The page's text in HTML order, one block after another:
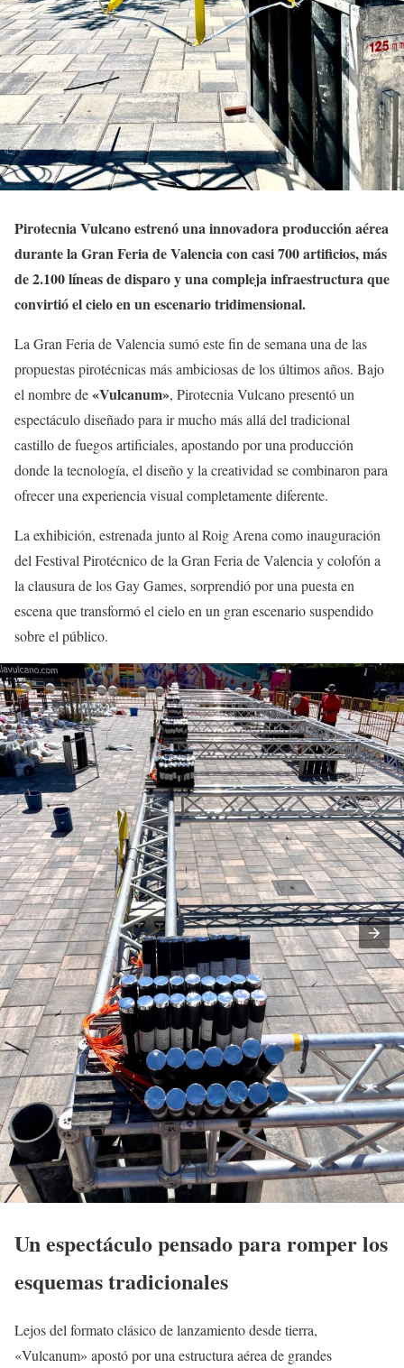
Pirotecnia Vulcano estrenó una innovadora producción aérea
durante la Gran Feria de Valencia con casi 700 artificios, más
de 2.100 líneas de disparo y una compleja infraestructura que
convirtió el cielo en un escenario tridimensional.
La Gran Feria de Valencia sumó este fin de semana una de las
propuestas pirotécnicas más ambiciosas de los últimos años. Bajo
el nombre de«Vulcanum», Pirotecnia Vulcano presentó un
espectáculo diseñado para ir mucho más allá del tradicional
castillo de fuegos artificiales, apostando por una producción
donde la tecnología, el diseño y la creatividad se combinaron para
ofrecer una experiencia visual completamente diferente.
La exhibición, estrenada junto al Roig Arena como inauguración
del Festival Pirotécnico de la Gran Feria de Valencia y colofón a
la clausura de los Gay Games, sorprendió por una puesta en
escena que transformó el cielo en un gran escenario suspendido
sobre el público.
Un espectáculo pensado para romper los
esquemas tradicionales
Lejos del formato clásico de lanzamiento desde tierra,
«Vulcanum» apostó por una estructura aérea de grandes